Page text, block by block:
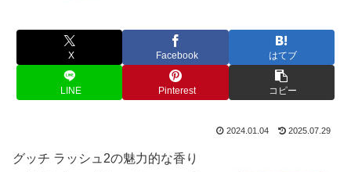
X Facebook はてブ
LINE Pinterest コピー
2024.01.04 2025.07.29
グッチ ラッシュ2の魅力的な香り